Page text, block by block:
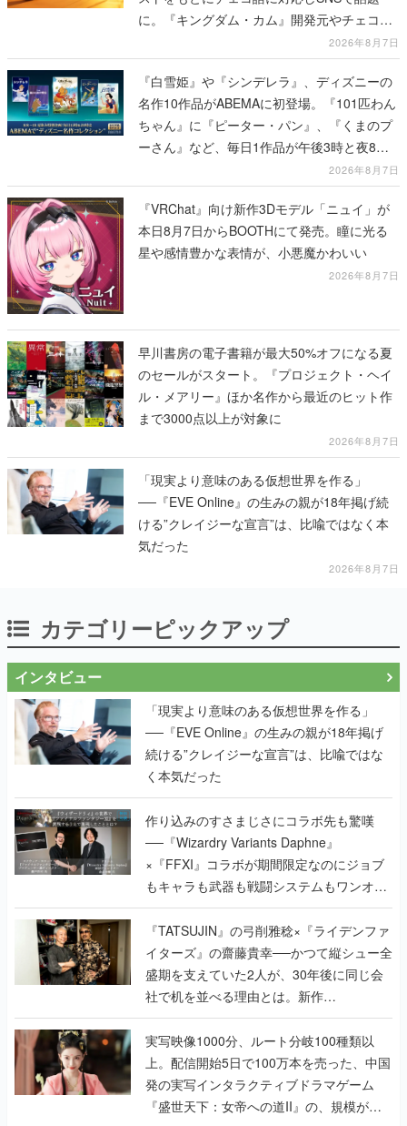
に。『キングダム・カム』開発元やチェコの
2026年8月7日
『白雪姫』や『シンデレラ』、ディズニーの
名作10作品がABEMAに初登場。『101匹わん
ちゃん』に『ピーター・パン』、『くまのプ
ーさん』など、毎日1作品が午後3時と夜8時
2026年8月7日
『VRChat』向け新作3Dモデル「ニュイ」が
本日8月7日からBOOTHにて発売。瞳に光る
星や感情豊かな表情が、小悪魔かわいい
2026年8月7日
早川書房の電子書籍が最大50%オフになる夏
のセールがスタート。『プロジェクト・ヘイ
ル・メアリー』ほか名作から最近のヒット作
まで3000点以上が対象に
2026年8月7日
「現実より意味のある仮想世界を作る」
──『EVE Online』の生みの親が18年掲げ続
ける”クレイジーな宣言”は、比喩ではなく本
気だった
2026年8月7日
カテゴリーピックアップ
インタビュー
「現実より意味のある仮想世界を作る」
──『EVE Online』の生みの親が18年掲げ
続ける”クレイジーな宣言”は、比喩ではな
く本気だった
作り込みのすさまじさにコラボ先も驚嘆
──『Wizardry Variants Daphne』
×『FFXI』コラボが期間限定なのにジョブ
もキャラも武器も戦闘システムもワンオフ
で作り込まれた理由を両ディレクターに聞
く
『TATSUJIN』の弓削雅稔×『ライデンファ
イターズ』の齋藤貴幸──かつて縦シュー全
盛期を支えていた2人が、30年後に同じ会
社で机を並べる理由とは。新作
『TATSUJIN EXTREME』で初タッグを組
んだレジェンド2人に訊く開発秘話
実写映像1000分、ルート分岐100種類以
上。配信開始5日で100万本を売った、中国
発の実写インタラクティブドラマゲーム
『盛世天下：女帝への道II』の、規模が違